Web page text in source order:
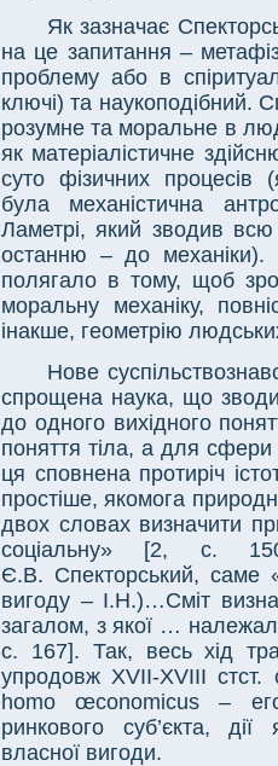
Як зазначає
на це запитання –
проблему або в
ключі) та наукоподібний.
розумне та моральне в
як матеріалістичне
суто фізичних процесів
була механістична
Ламетрі, який зводив всю
останню – до механіки).
полягало в тому, щоб
моральну механіку,
інакше, геометрію
Нове
спрощена наука, що
до одного вихідного
поняття тіла, а для
ця сповнена протиріч
простіше, якомога
двох словах визначити
соціальну» [2, с.
Є.В. Спекторський, саме
вигоду – І.Н.)…Сміт
загалом, з якої …
с. 167]. Так, весь хід
упродовж XVII-XVIIIстст.
homo œconomicus –
ринкового суб’єкта,
власної вигоди.